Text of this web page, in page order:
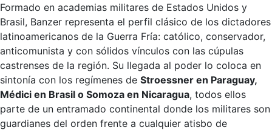
Formado en academias militares de Estados Unidos y
Brasil, Banzer representa el perfil clásico de los dictadores
latinoamericanos de la Guerra Fría: católico, conservador,
anticomunista y con sólidos vínculos con las cúpulas
castrenses de la región. Su llegada al poder lo coloca en
sintonía con los regímenes de Stroessner en Paraguay,
Médici en Brasil o Somoza en Nicaragua, todos ellos
parte de un entramado continental donde los militares son
guardianes del orden frente a cualquier atisbo de